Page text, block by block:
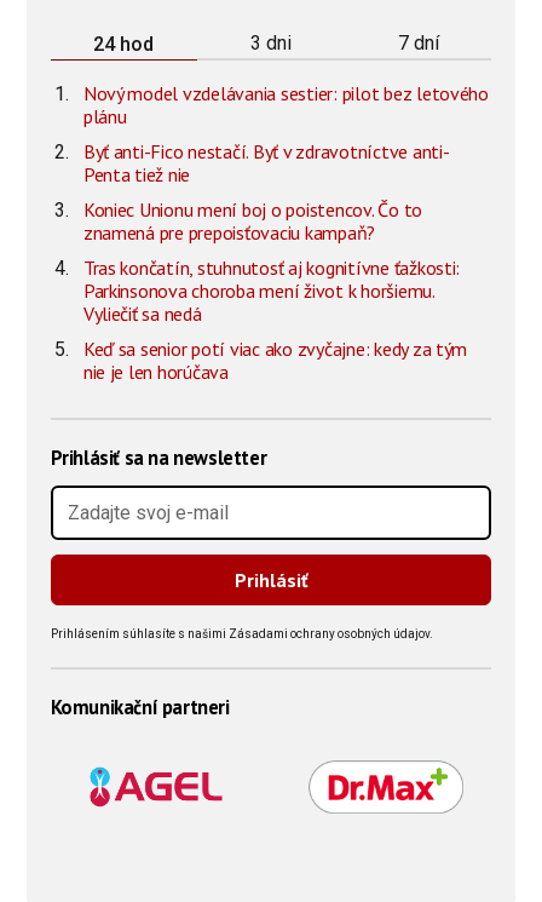
24 hod 3 dni 7 dní
Nový model vzdelávania sestier: pilot bez letového
plánu
Byť anti-Fico nestačí. Byť v zdravotníctve anti-
Penta tiež nie
Koniec Unionu mení boj o poistencov. Čo to
znamená pre prepoisťovaciu kampaň?
Tras končatín, stuhnutosť aj kognitívne ťažkosti:
Parkinsonova choroba mení život k horšiemu.
Vyliečiť sa nedá
Keď sa senior potí viac ako zvyčajne: kedy za tým
nie je len horúčava
Prihlásiť sa na newsletter
Prihlásením súhlasíte s našimi Zásadami ochrany osobných údajov.
Komunikační partneri